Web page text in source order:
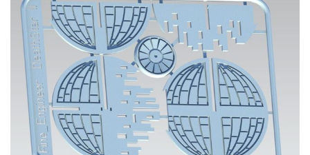
Накопительные скидки
Розыгрыши подарков
Нажимая на кнопку "Отправить", вы даете согласие на обработку
персональных данных
Отправить
Нажимая на кнопку "Отправить", вы даете согласие на обработку
персональных данных
Или войти через соц сети
ВОЙТИ ЧЕРЕЗ GOOGLE
Отправить
Нажимая на кнопку "Отправить", вы даете согласие на обработку
персональных данных